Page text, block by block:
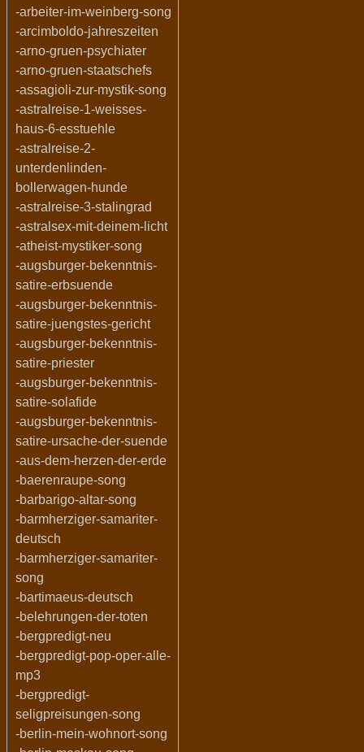
-arbeiter-im-weinberg-song
-arcimboldo-jahreszeiten
-arno-gruen-psychiater
-arno-gruen-staatschefs
-assagioli-zur-mystik-song
-astralreise-1-weisses-
haus-6-esstuehle
-astralreise-2-
unterdenlinden-
bollerwagen-hunde
-astralreise-3-stalingrad
-astralsex-mit-deinem-licht
-atheist-mystiker-song
-augsburger-bekenntnis-
satire-erbsuende
-augsburger-bekenntnis-
satire-juengstes-gericht
-augsburger-bekenntnis-
satire-priester
-augsburger-bekenntnis-
satire-solafide
-augsburger-bekenntnis-
satire-ursache-der-suende
-aus-dem-herzen-der-erde
-baerenraupe-song
-barbarigo-altar-song
-barmherziger-samariter-
deutsch
-barmherziger-samariter-
song
-bartimaeus-deutsch
-belehrungen-der-toten
-bergpredigt-neu
-bergpredigt-pop-oper-alle-
mp3
-bergpredigt-
seligpreisungen-song
-berlin-mein-wohnort-song